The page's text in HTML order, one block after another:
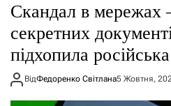
Скандал в мережах
секретних
підхопила
ВідФедоренко Світлана5 Жовтня,